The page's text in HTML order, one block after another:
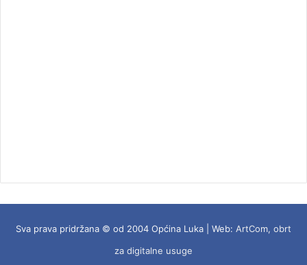
Sva prava pridržana © od 2004 Općina Luka | Web: ArtCom, obrt
za digitalne usuge